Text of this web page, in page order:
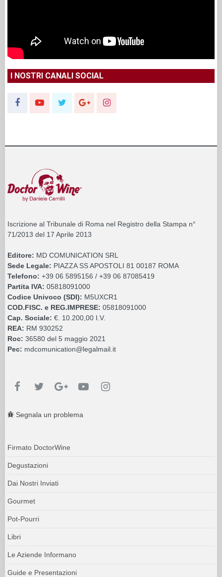
I NOSTRI CANALI SOCIAL
Iscrizione al Tribunale di Roma nel Registro della Stampa n°
71/2013 del 17 Aprile 2013
Editore: MD COMUNICATION SRL
Sede Legale: PIAZZA SS APOSTOLI 81 00187 ROMA
Telefono: +39 06 5895156 / +39 06 87085419
Partita IVA: 05818091000
Codice Univoco (SDI): M5UXCR1
COD.FISC. e REG.IMPRESE: 05818091000
Cap. Sociale: €. 10.200,00 I.V.
REA: RM 930252
Roc: 36580 del 5 maggio 2021
Pec: mdcomunication@legalmail.it
Segnala un problema
Firmato DoctorWine
Degustazioni
Dai Nostri Inviati
Gourmet
Pot-Pourri
Libri
Le Aziende Informano
Guide e Presentazioni